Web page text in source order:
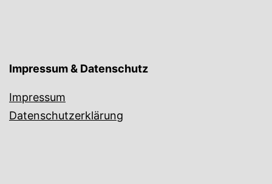
Impressum & Datenschutz
Impressum
Datenschutzerklärung